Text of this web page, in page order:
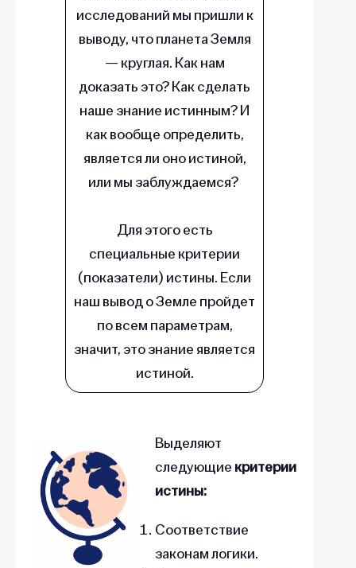
исследований мы пришли к
выводу, что планета Земля
— круглая. Как нам
доказать это? Как сделать
наше знание истинным? И
как вообще определить,
является ли оно истиной,
или мы заблуждаемся?
Для этого есть
специальные критерии
(показатели) истины. Если
наш вывод о Земле пройдет
по всем параметрам,
значит, это знание является
истиной.
Выделяют
следующие критерии
истины:
Соответствие
законам логики.